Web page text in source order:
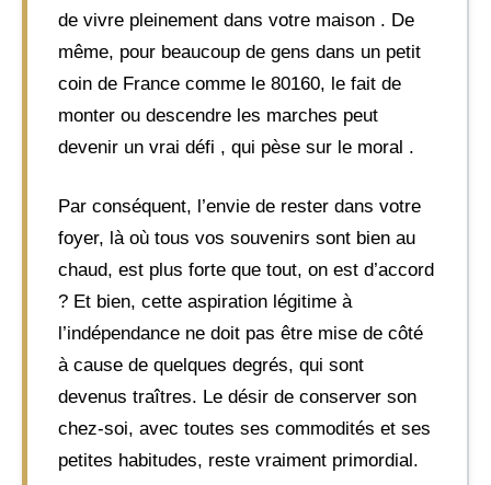
de vivre pleinement dans votre maison . De
même, pour beaucoup de gens dans un petit
coin de France comme le 80160, le fait de
monter ou descendre les marches peut
devenir un vrai défi , qui pèse sur le moral .
Par conséquent, l’envie de rester dans votre
foyer, là où tous vos souvenirs sont bien au
chaud, est plus forte que tout, on est d’accord
? Et bien, cette aspiration légitime à
l’indépendance ne doit pas être mise de côté
à cause de quelques degrés, qui sont
devenus traîtres. Le désir de conserver son
chez-soi, avec toutes ses commodités et ses
petites habitudes, reste vraiment primordial.